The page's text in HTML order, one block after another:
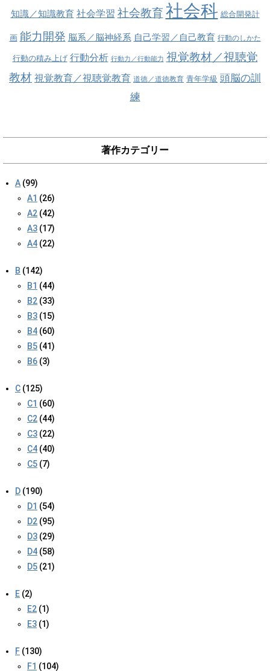
知識／知識教育 社会学習 社会教育社会科 総合開発計
画 能力開発 脳系／脳神経系 自己学習／自己教育 行動のしかた
行動の積み上げ 行動分析 行動力／行動能力 視覚教材／視聴覚
教材 視覚教育／視聴覚教育 道徳／道徳教育 青年学級 頭脳の訓
練
著作カテゴリー
A (99)
A1 (26)
A2 (42)
A3 (17)
A4 (22)
B (142)
B1 (44)
B2 (33)
B3 (15)
B4 (60)
B5 (41)
B6 (3)
C (125)
C1 (60)
C2 (44)
C3 (22)
C4 (40)
C5 (7)
D (190)
D1 (54)
D2 (95)
D3 (29)
D4 (58)
D5 (21)
E (2)
E2 (1)
E3 (1)
F (130)
F1 (104)